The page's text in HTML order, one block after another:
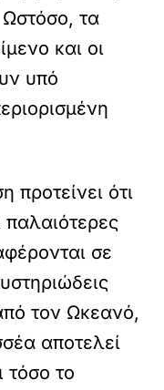
τα
και οι
υπό
προτείνει ότι
σε
τον Ωκεανό,
αποτελεί
τόσο το